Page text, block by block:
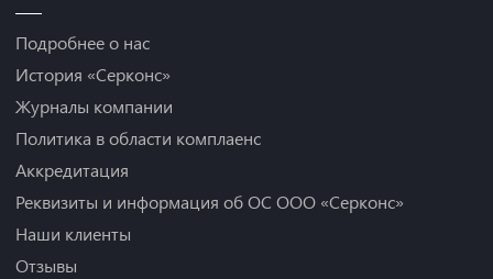
Подробнее о нас
История «Серконс»
Журналы компании
Политика в области комплаенс
Аккредитация
Реквизиты и информация об ОС ООО «Серконс»
Наши клиенты
Отзывы